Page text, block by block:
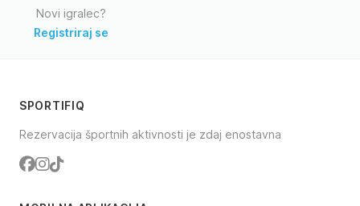
Novi igralec?
Registriraj se
SPORTIFIQ
Rezervacija športnih aktivnosti je zdaj enostavna
Facebook
Instagram
TikTok